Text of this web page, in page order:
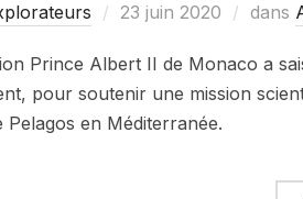
23 juin 2020 dans
Prince Albert II de Monaco a
pour soutenir une mission
Pelagos en Méditerranée.